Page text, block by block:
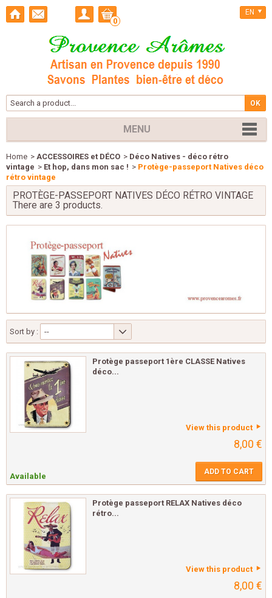
0
EN
MENU
Home > ACCESSOIRES et DÉCO > Déco Natives - déco rétro
vintage > Et hop, dans mon sac ! > Protège-passeport Natives déco
rétro vintage
PROTÈGE-PASSEPORT NATIVES DÉCO RÉTRO VINTAGE
There are 3 products.
Sort by : --
Protège passeport 1ère CLASSE Natives
déco...
View this product
8,00 €
Available ADD TO CART
Protège passeport RELAX Natives déco
rétro...
View this product
8,00 €